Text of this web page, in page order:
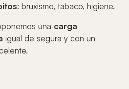
: bruxismo, tabaco, higiene.
una carga
igual de segura y con un